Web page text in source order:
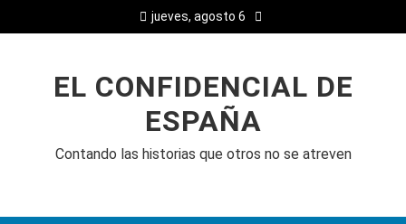
jueves, agosto 6
EL CONFIDENCIAL DE
ESPAÑA
Contando las historias que otros no se atreven